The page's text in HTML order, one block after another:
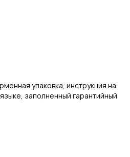
упаковка, инструкция на
заполненный гарантийный